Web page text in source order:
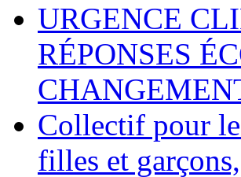
URGENCE
RÉPONSES
Collectif pour
filles et